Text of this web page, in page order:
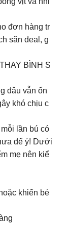
đơn hàng tr
săn deal, g
BÌNH S
đâu vẫn ổn
khó chịu c
lần bú có
để ý! Dưới
mẹ nên kiể
khiến bé